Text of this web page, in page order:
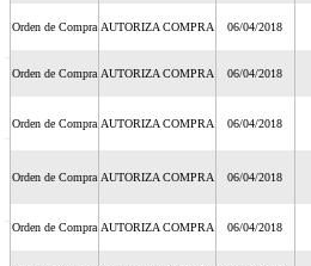
Orden de Compra AUTORIZA COMPRA 06/04/2018
Orden de Compra AUTORIZA COMPRA 06/04/2018
Orden de Compra AUTORIZA COMPRA 06/04/2018
Orden de Compra AUTORIZA COMPRA 06/04/2018
Orden de Compra AUTORIZA COMPRA 06/04/2018